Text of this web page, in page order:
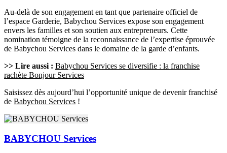
Au-delà de son engagement en tant que partenaire officiel de
l’espace Garderie, Babychou Services expose son engagement
envers les familles et son soutien aux entrepreneurs. Cette
nomination témoigne de la reconnaissance de l’expertise éprouvée
de Babychou Services dans le domaine de la garde d’enfants.
>> Lire aussi : Babychou Services se diversifie : la franchise
rachète Bonjour Services
Saisissez dès aujourd’hui l’opportunité unique de devenir franchisé
de Babychou Services !
BABYCHOU Services